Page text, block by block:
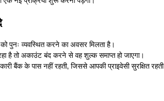
व्यवस्थित करने का अवसर मिलता है।
है तो अकाउंट बंद करने से वह शुल्क समाप्त हो जाएगा।
बैंक के पास नहीं रहती, जिससे आपकी प्राइवेसी सुरक्षित रहती